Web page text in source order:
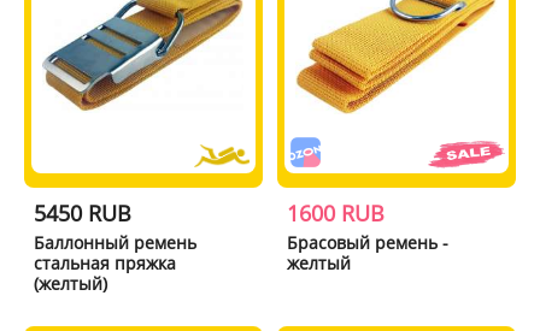
5450 RUB
Баллонный ремень
стальная пряжка
(желтый)
1600 RUB
Брасовый ремень -
желтый